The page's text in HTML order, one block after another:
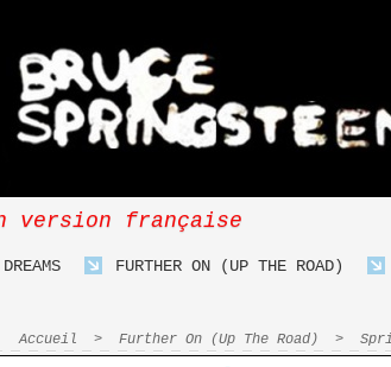
version française
FURTHER ON (UP THE ROAD)
Accueil > Further On (Up The Road) >